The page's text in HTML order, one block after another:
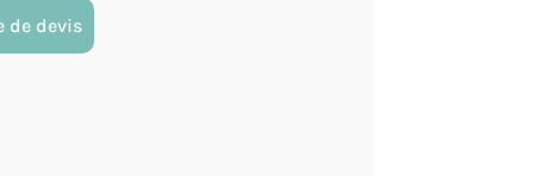
de devis